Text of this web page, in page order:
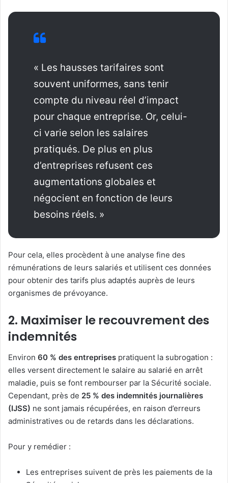
« Les hausses tarifaires sont
souvent uniformes, sans tenir
compte du niveau réel d’impact
pour chaque entreprise. Or, celui-
ci varie selon les salaires
pratiqués. De plus en plus
d’entreprises refusent ces
augmentations globales et
négocient en fonction de leurs
besoins réels. »
Pour cela, elles procèdent à une analyse fine des
rémunérations de leurs salariés et utilisent ces données
pour obtenir des tarifs plus adaptés auprès de leurs
organismes de prévoyance.
2. Maximiser le recouvrement des
indemnités
Environ 60 % des entreprises pratiquent la subrogation :
elles versent directement le salaire au salarié en arrêt
maladie, puis se font rembourser par la Sécurité sociale.
Cependant, près de 25 % des indemnités journalières
(IJSS) ne sont jamais récupérées, en raison d’erreurs
administratives ou de retards dans les déclarations.
Pour y remédier :
Les entreprises suivent de près les paiements de la